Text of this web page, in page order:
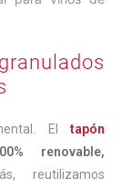
Eltapón
renovable,
reutilizamos